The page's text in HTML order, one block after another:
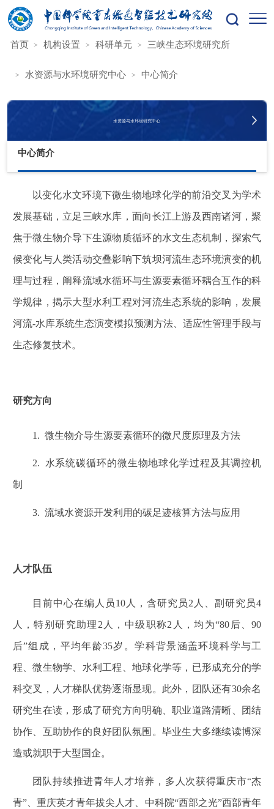
您的位置：
首页 机构设置 科研单元 三峡生态环境研究所
水资源与水环境研究中心 中心简介
水资源与水环境研究中心
中心简介
以变化水文环境下微生物地球化学的前沿交叉为学术
发展基础，立足三峡水库，面向长江上游及西南诸河，聚
焦于微生物介导下生源物质循环的水文生态机制，探索气
候变化与人类活动交叠影响下筑坝河流生态环境演变的机
理与过程，阐释流域水循环与生源要素循环耦合互作的科
学规律，揭示大型水利工程对河流生态系统的影响，发展
河流-水库系统生态演变模拟预测方法、适应性管理手段与
生态修复技术。
研究方向
1. 微生物介导生源要素循环的微尺度原理及方法
2. 水系统碳循环的微生物地球化学过程及其调控机
制
3. 流域水资源开发利用的碳足迹核算方法与应用
人才队伍
目前中心在编人员10人，含研究员2 人、副研究员4
人，特别研究助理 2 人，中级职称2 人，均为“80 后、90
后”组成，平均年龄35岁。学科背景涵盖环境科学与工
程、微生物学、水利工程、地球化学等，已形成充分的学
科交叉，人才梯队优势逐渐显现。此外，团队还有30余名
研究生在读，形成了研究方向明确、职业道路清晰、团结
协作、互助协作的良好团队氛围。毕业生大多继续读博深
造或就职于大型国企。
团队持续推进青年人才培养，多人次获得重庆市“杰
青”、重庆英才青年拔尖人才、中科院“西部之光”西部青年